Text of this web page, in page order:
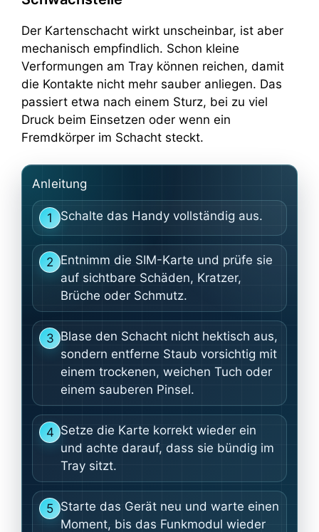
Der Kartenschacht wirkt unscheinbar, ist aber
mechanisch empfindlich. Schon kleine
Verformungen am Tray können reichen, damit
die Kontakte nicht mehr sauber anliegen. Das
passiert etwa nach einem Sturz, bei zu viel
Druck beim Einsetzen oder wenn ein
Fremdkörper im Schacht steckt.
Anleitung
1 Schalte das Handy vollständig aus.
2 Entnimm die SIM-Karte und prüfe sie
auf sichtbare Schäden, Kratzer,
Brüche oder Schmutz.
3 Blase den Schacht nicht hektisch aus,
sondern entferne Staub vorsichtig mit
einem trockenen, weichen Tuch oder
einem sauberen Pinsel.
4 Setze die Karte korrekt wieder ein
und achte darauf, dass sie bündig im
Tray sitzt.
5 Starte das Gerät neu und warte einen
Moment, bis das Funkmodul wieder